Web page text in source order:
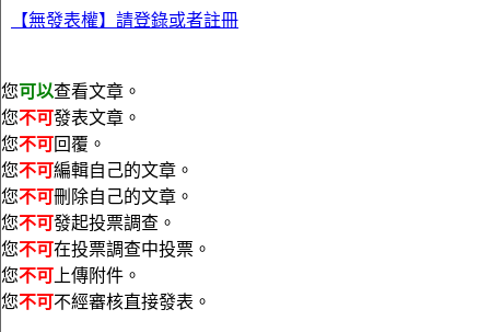
【無發表權】請登錄或者註冊
您可以查看文章。
您不可發表文章。
您不可回覆。
您不可編輯自己的文章。
您不可刪除自己的文章。
您不可發起投票調查。
您不可在投票調查中投票。
您不可 上傳附件。
您不可不經審核直接發表。